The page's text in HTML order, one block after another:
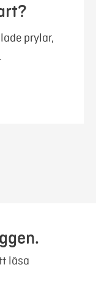
prylar,
läsa